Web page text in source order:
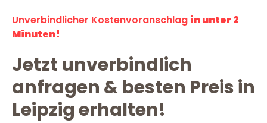
Unverbindlicher Kostenvoranschlag in unter 2
Minuten!
Jetzt unverbindlich
anfragen & besten Preis in
Leipzig erhalten!